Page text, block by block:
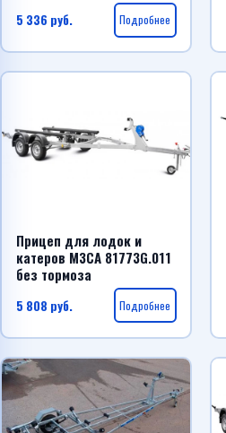
5 336 руб. Подробнее
Прицеп для лодок и
катеров МЗСА 81773G.011
без тормоза
5 808 руб. Подробнее